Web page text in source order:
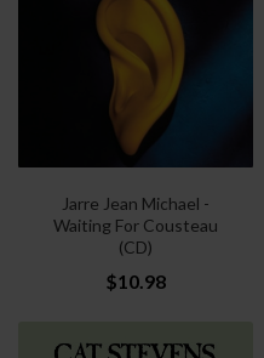
Jarre Jean Michael -
Waiting For Cousteau
(CD)
$10.98